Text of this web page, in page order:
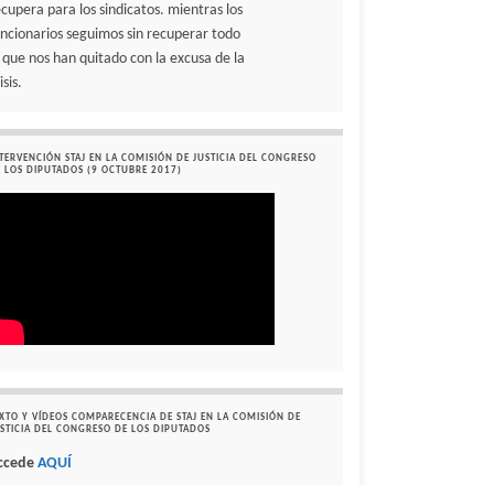
para los sindicatos. mientras los
seguimos sin recuperar todo
que nos han quitado con la excusa de la
STAJ EN LA COMISIÓN DE JUSTICIA DEL CONGRESO
LOS DIPUTADOS (9 OCTUBRE 2017)
Y VÍDEOS COMPARECENCIA DE STAJ EN LA COMISIÓN DE
DEL CONGRESO DE LOS DIPUTADOS
AQUÍ